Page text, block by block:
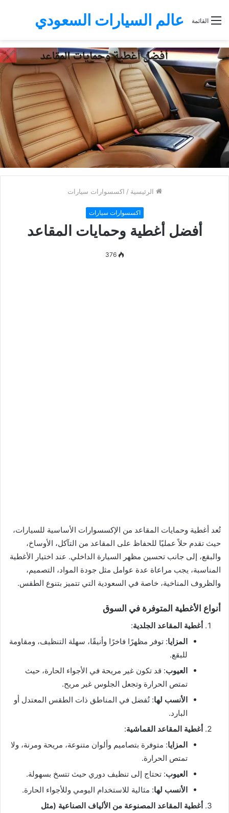
عالم السيارات السعودي القائمة
الرئيسية / اكسسوارات سيارات
اكسسوارات سيارات
أفضل أغطية وحمايات المقاعد
376
تُعد أغطية وحمايات المقاعد من الإكسسوارات الأساسية للسيارات،
حيث تقدم حلاً عمليًا للحفاظ على المقاعد من التآكل، الأوساخ،
والبقع، إلى جانب تحسين مظهر السيارة الداخلي. عند اختيار الأغطية
المناسبة، يجب مراعاة عدة عوامل مثل جودة المواد، التصميم،
والظروف المناخية، خاصة في السعودية التي تتميز بتنوع الطقس.
أنواع الأغطية المتوفرة في السوق
أغطية المقاعد الجلدية:
المزايا: توفر مظهرًا فاخرًا وأنيقًا، سهلة التنظيف، ومقاومة
للبقع.
العيوب: قد تكون غير مريحة في الأجواء الحارة، حيث
تمتص الحرارة وتجعل الجلوس غير مريح.
الأنسب لها: تُفضل في المناطق ذات الطقس المعتدل أو
البارد.
أغطية المقاعد القماشية:
المزايا: متوفرة بتصاميم وألوان متنوعة، مريحة ومرنة، ولا
تمتص الحرارة.
العيوب: تحتاج إلى تنظيف دوري حيث تتسخ بسهولة.
الأنسب لها: مثالية للاستخدام اليومي وللأجواء الحارة.
أغطية المقاعد المصنوعة من الألياف الصناعية (مثل